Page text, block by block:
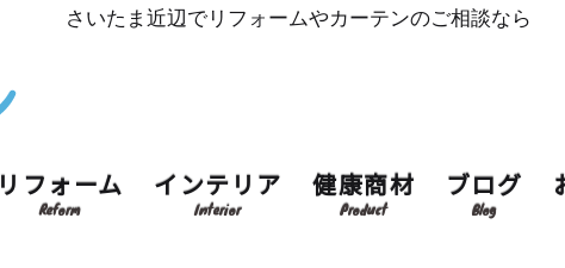
さいたま近辺でリフォームやカーテンのご相談なら
リフォーム
Reform
インテリア
Interior
健康商材
Product
ブログ
Blog